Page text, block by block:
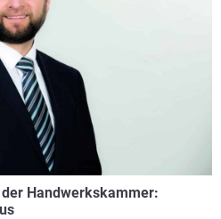
Handwerkskammer: